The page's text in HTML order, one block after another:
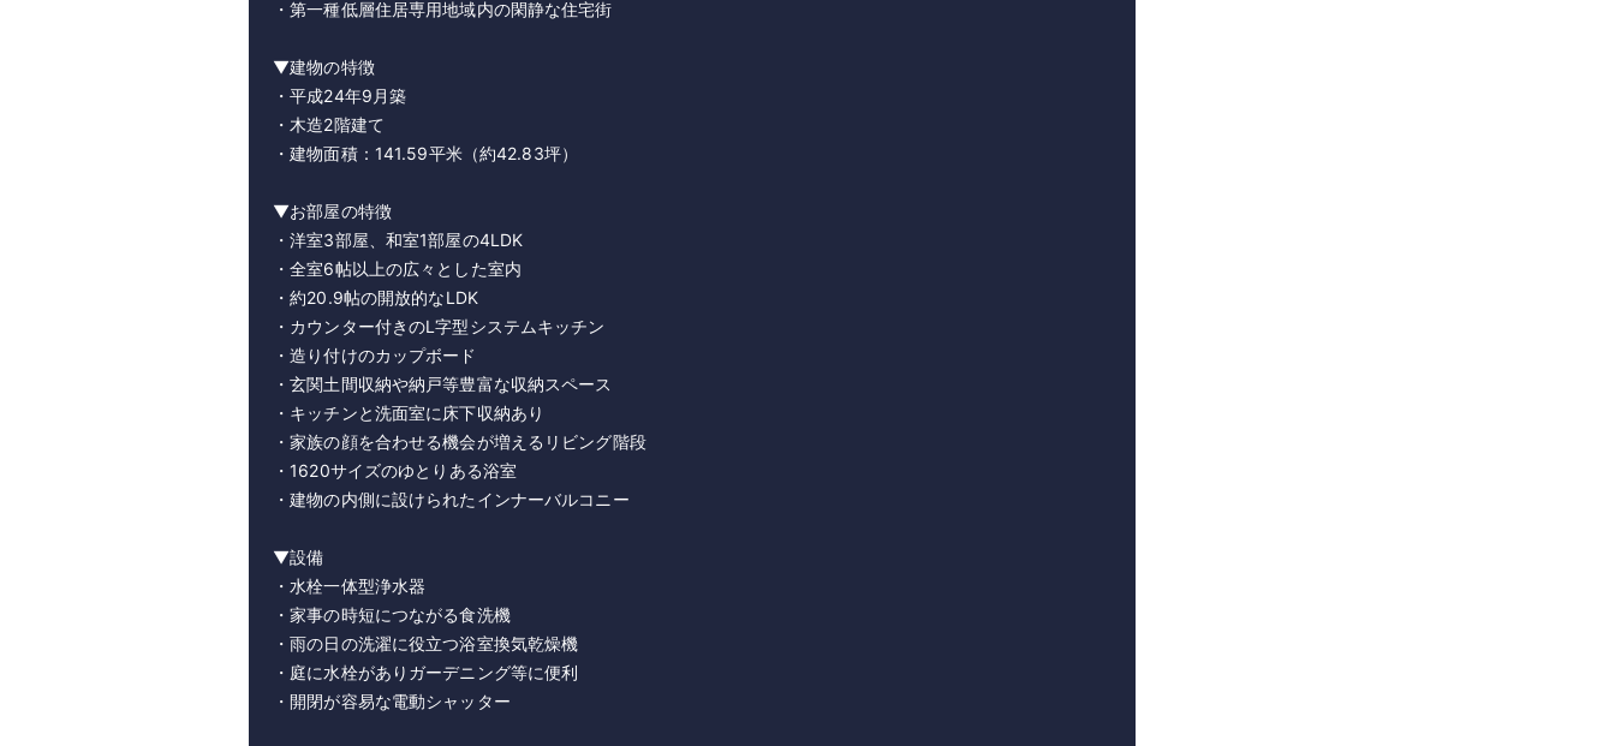
・第一種低層住居専用地域内の閑静な住宅街
▼建物の特徴
・平成24年9月築
・木造2階建て
・建物面積：141.59平米（約42.83坪）
▼お部屋の特徴
・洋室3部屋、和室1部屋の4LDK
・全室6帖以上の広々とした室内
・約20.9帖の開放的なLDK
・カウンター付きのL字型システムキッチン
・造り付けのカップボード
・玄関土間収納や納戸等豊富な収納スペース
・キッチンと洗面室に床下収納あり
・家族の顔を合わせる機会が増えるリビング階段
・1620サイズのゆとりある浴室
・建物の内側に設けられたインナーバルコニー
▼設備
・水栓一体型浄水器
・家事の時短につながる食洗機
・雨の日の洗濯に役立つ浴室換気乾燥機
・庭に水栓がありガーデニング等に便利
・開閉が容易な電動シャッター